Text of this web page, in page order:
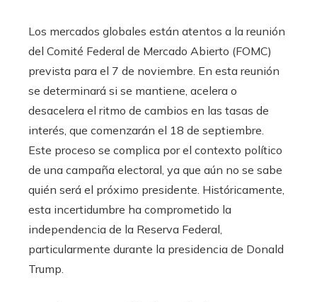
Los mercados globales están atentos a la reunión
del Comité Federal de Mercado Abierto (FOMC)
prevista para el 7 de noviembre. En esta reunión
se determinará si se mantiene, acelera o
desacelera el ritmo de cambios en las tasas de
interés, que comenzarán el 18 de septiembre.
Este proceso se complica por el contexto político
de una campaña electoral, ya que aún no se sabe
quién será el próximo presidente. Históricamente,
esta incertidumbre ha comprometido la
independencia de la Reserva Federal,
particularmente durante la presidencia de Donald
Trump.